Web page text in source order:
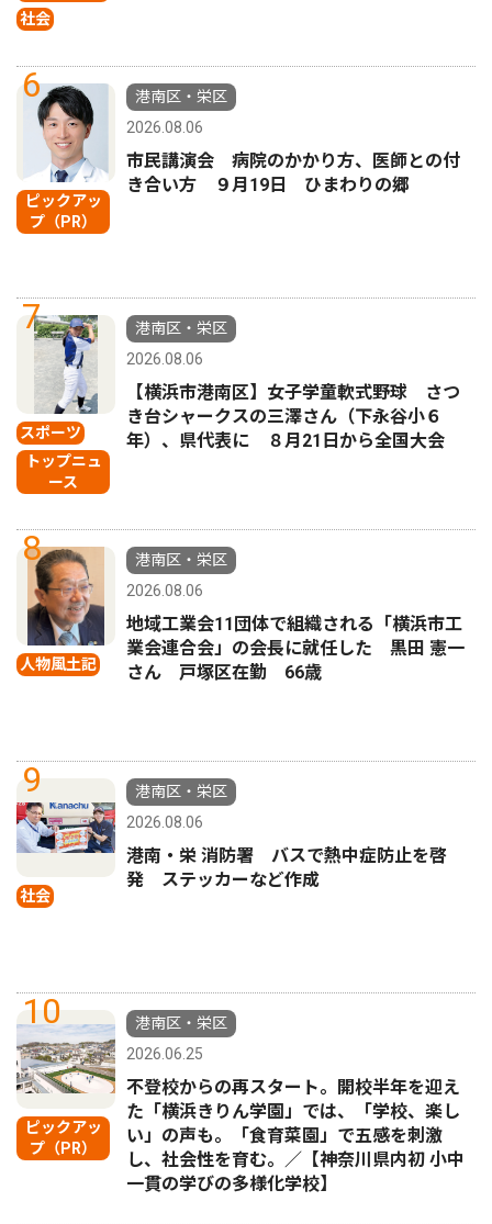
社会
6
ピックアッ
プ（PR）
港南区・栄区
2026.08.06
市民講演会 病院のかかり方、医師との付
き合い方 ９月19日 ひまわりの郷
7
スポーツ
トップニュ
ース
港南区・栄区
2026.08.06
【横浜市港南区】女子学童軟式野球 さつ
き台シャークスの三澤さん（下永谷小６
年）、県代表に ８月21日から全国大会
8
人物風土記
港南区・栄区
2026.08.06
地域工業会11団体で組織される「横浜市工
業会連合会」の会長に就任した 黒田 憲一
さん 戸塚区在勤 66歳
9
社会
港南区・栄区
2026.08.06
港南・栄 消防署 バスで熱中症防止を啓
発 ステッカーなど作成
10
ピックアッ
プ（PR）
港南区・栄区
2026.06.25
不登校からの再スタート。開校半年を迎え
た「横浜きりん学園」では、「学校、楽し
い」の声も。「食育菜園」で五感を刺激
し、社会性を育む。／【神奈川県内初 小中
一貫の学びの多様化学校】